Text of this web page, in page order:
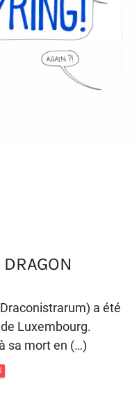
DRAGON
a été
Luxembourg.
sa mort en (…)